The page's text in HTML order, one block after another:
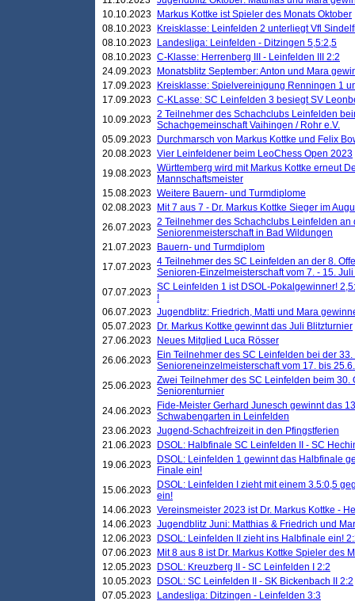
10.10.2023
Markus Kottke ist Spieler des Monats Oktober
08.10.2023
Kreisklasse: Leinfelden 2 unterliegt Vfl
08.10.2023
Landesliga: Leinfelden - Ditzingen 5,5:2,5
08.10.2023 C-Klasse: Herrenberg III - Leinfelden III 2:2
24.09.2023
Monatsblitz September: Anton und Mara
17.09.2023
Kreisklasse: Spielvereinigung Renningen 1
17.09.2023 C-KLasse: SC Leinfelden 3 besiegt SV
10.09.2023 2 Teilnehmer des Schachclubs Leinfelden
Schachgemeinschaft Vaihingen / Rohr e.V.
05.09.2023
Durchmarsch von Markus Kottke und Felix
20.08.2023 Vier Leinfeldener beim LeoChess Open 2023
19.08.2023 Württemberg wird mit Markus Kottke erneut
Mannschaftsmeister
15.08.2023 Weitere Bauern- und Turmdiplome
02.08.2023
Mit 7 aus 7 - Dr. Markus Kottke Sieger im
26.07.2023 2 Teilnehmer des Schachclubs Leinfelden an
Seniorenmeisterschaft in Bad Wildungen
21.07.2023
Bauern- und Turmdiplom
17.07.2023 4 Teilnehmer des SC Leinfelden an der 8.
Senioren-Einzelmeisterschaft vom 7. - 15.
07.07.2023 SC Leinfelden 1 ist DSOL-Pokalgewinner!
!
06.07.2023 Jugendblitz: Friedrich, Matti und Mara
05.07.2023
Dr. Markus Kottke gewinnt das Juli Blitzturnier
27.06.2023
Neues Mitglied Luca Rösser
26.06.2023
Ein Teilnehmer des SC Leinfelden bei der
Senioreneinzelmeisterschaft vom 17. bis
25.06.2023 Zwei Teilnehmer des SC Leinfelden beim
Seniorenturnier
24.06.2023
Fide-Meister Gerhard Junesch gewinnt das
Schwabengarten in Leinfelden
23.06.2023 Jugend-Schachfreizeit in den Pfingstferien
21.06.2023
DSOL: Halbfinale SC Leinfelden II - SC
19.06.2023
DSOL: Leinfelden 1 gewinnt das Halbfinale
Finale ein!
15.06.2023
DSOL: Leinfelden I zieht mit einem 3.5:0,5
ein!
14.06.2023 Vereinsmeister 2023 ist Dr. Markus Kottke -
14.06.2023 Jugendblitz Juni: Matthias & Friedrich und
12.06.2023
DSOL: Leinfelden II zieht ins Halbfinale ein!
07.06.2023
Mit 8 aus 8 ist Dr. Markus Kottke Spieler des
12.05.2023
DSOL: Kreuzberg II - SC Leinfelden I 2:2
10.05.2023
DSOL: SC Leinfelden II - SK Bickenbach II 2:2
07.05.2023
Landesliga: Ditzingen - Leinfelden 3:3